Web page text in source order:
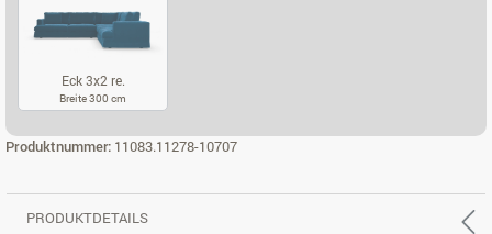
Eck 3x2 re.
Breite 300 cm
Produktnummer: 11083.11278-10707
PRODUKTDETAILS